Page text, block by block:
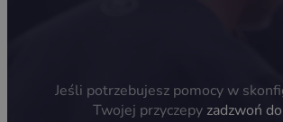
Jeśli potrzebujesz pomocy w
Twojej przyczepy zadzwoń